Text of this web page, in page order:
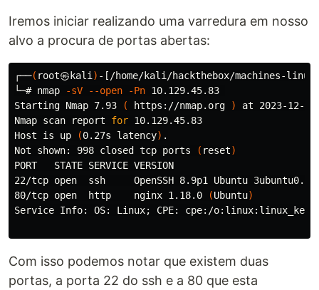
Iremos iniciar realizando uma varredura em nosso
alvo a procura de portas abertas:
┌──( root㉿kali ) -[/home/kali/hackthebox/machines-
└─# nmap
-sV --open -Pn 10.129.45.83
Starting Nmap 7.93
( https://nmap.org )
at 2023-12-11
Nmap scan report for 10.129.45.83
Host is up
(0.27s latency) .
Not shown: 998 closed tcp ports
( reset)
PORT   STATE SERVICE VERSION
22/tcp open  ssh     OpenSSH 8.9p1 Ubuntu 3ubuntu0.4
80/tcp open  http    nginx 1.18.0
(Ubuntu)
Service Info: OS: Linux; CPE: cpe:/
Com isso podemos notar que existem duas
portas, a porta 22 do ssh e a 80 que esta